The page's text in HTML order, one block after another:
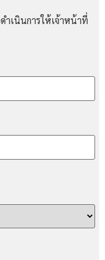
ำเนินการให้เจ้าหน้าที่